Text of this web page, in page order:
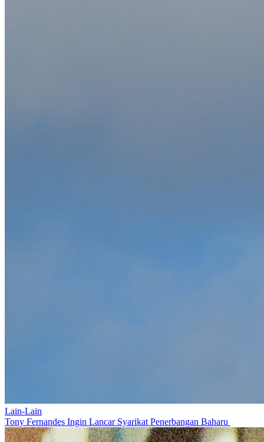
Lain-Lain
Tony Fernandes Ingin Lancar Syarikat Penerbangan Baharu